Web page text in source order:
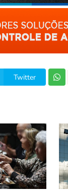
Twitter